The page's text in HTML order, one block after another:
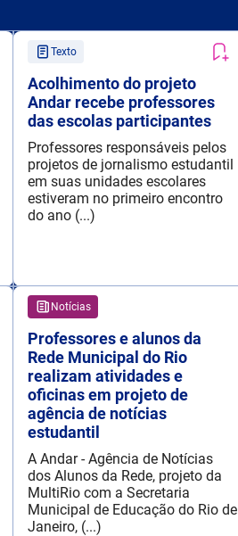
Texto
Acolhimento do projeto
Andar recebe professores
das escolas participantes
Professores responsáveis pelos
projetos de jornalismo estudantil
em suas unidades escolares
estiveram no primeiro encontro
do ano (...)
Notícias
Professores e alunos da
Rede Municipal do Rio
realizam atividades e
oficinas em projeto de
agência de notícias
estudantil
A Andar - Agência de Notícias
dos Alunos da Rede, projeto da
MultiRio com a Secretaria
Municipal de Educação do Rio de
Janeiro, (...)